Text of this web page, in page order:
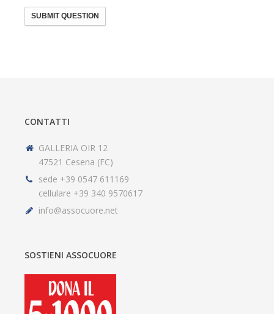
SUBMIT QUESTION
CONTATTI
GALLERIA OIR 12
47521 Cesena (FC)
sede +39 0547 611169
cellulare +39 340 9570617
info@assocuore.net
SOSTIENI ASSOCUORE